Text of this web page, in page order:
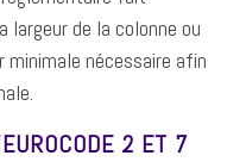
largeur de la colonne ou
nécessaire afin
2 ET 7